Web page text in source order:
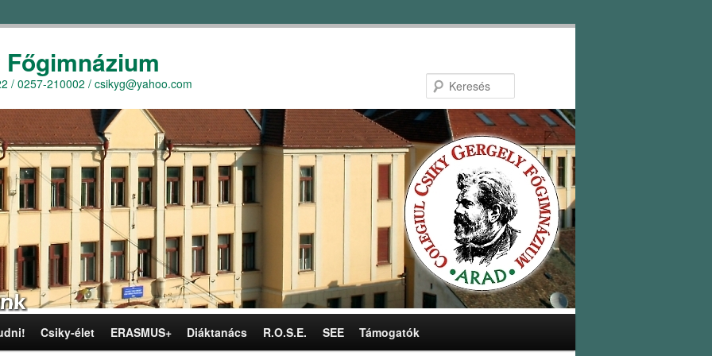
/ 0257-210002 / csikyg@yahoo.com
Csiky-élet ERASMUS+ Diáktanács R.O.S.E. SEE Támogatók